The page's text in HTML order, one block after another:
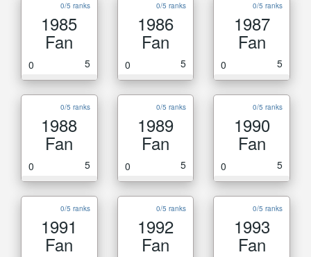
0/5 ranks
1985
Fan
0 5
0/5 ranks
1986
Fan
0 5
0/5 ranks
1987
Fan
0 5
0/5 ranks
1988
Fan
0 5
0/5 ranks
1989
Fan
0 5
0/5 ranks
1990
Fan
0 5
0/5 ranks
1991
Fan
0/5 ranks
1992
Fan
0/5 ranks
1993
Fan